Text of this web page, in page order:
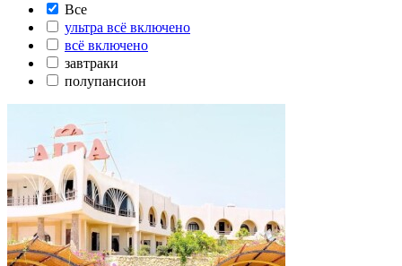
Все
ультра всё включено
всё включено
завтраки
полупансион